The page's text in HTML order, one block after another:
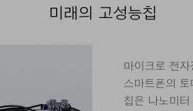
미래의 고성능칩
마이크로 전
스마트폰의
칩은 나노미